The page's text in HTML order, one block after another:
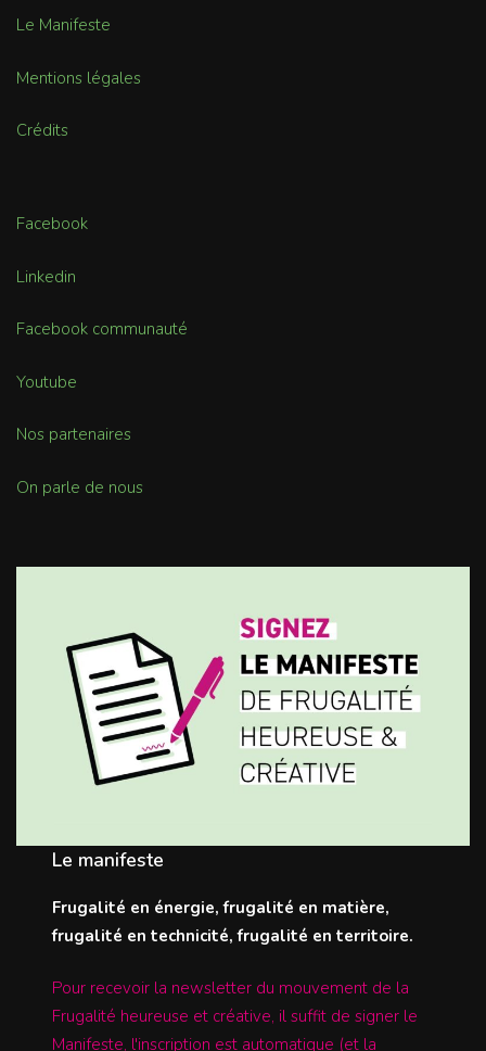
Le Manifeste
Mentions légales
Crédits
Facebook
Linkedin
Facebook communauté
Youtube
Nos partenaires
On parle de nous
Le manifeste
Frugalité en énergie, frugalité en matière,
frugalité en technicité, frugalité en territoire.
Pour recevoir la newsletter du mouvement de la
Frugalité heureuse et créative, il suffit de signer le
Manifeste, l'inscription est automatique (et la